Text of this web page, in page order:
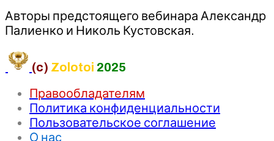
Авторы предстоящего вебинара Александр
Палиенко и Николь Кустовская.
(c) Zolotoi 2025
Правообладателям
Политика конфиденциальности
Пользовательское соглашение
О нас